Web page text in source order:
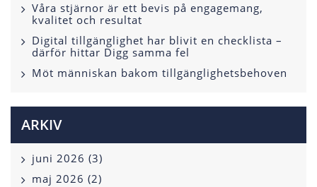
Våra stjärnor är ett bevis på engagemang,
kvalitet och resultat
Digital tillgänglighet har blivit en checklista –
därför hittar Digg samma fel
Möt människan bakom tillgänglighetsbehoven
ARKIV
juni 2026 (3)
maj 2026 (2)